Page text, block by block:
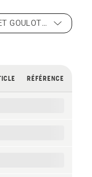
PANNEAU DE COMMANDE ET GOULOTTE D'ÉJECTION
RÉFÉRENCE